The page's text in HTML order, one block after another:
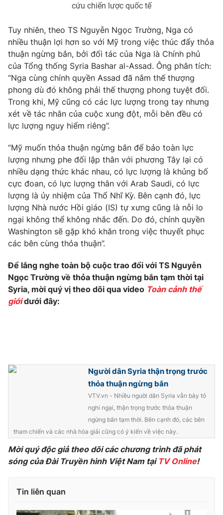
Vươn mình bằng AI
VTV9 VTV8
Liên hệ tòa soạn English
THỜI BÁO VTV
Theo dõi báo trên
Cơ quan chủ quản:Đài Truyền hình Việt Nam
Cơ quan báo chí:Thời báo VTV
Giấy phép hoạt động báo in và báo điện tử số 483/GP-BTTTT
cấp ngày 29/12/2023
Tổng Biên tập:Vũ Thanh Thủy
Nguyễn Trọng Ninh
Tổng đài VTV:024.38 355 931 - 024.38 355 932
Ðiện thoại Thời báo VTV:
024.66 897 897
® Cấm sao chép dưới mọi hình thức nếu không có sự chấp
cứu chiến lược quốc tế
Tuy nhiên, theo TS Nguyễn Ngọc Trường, Nga có
nhiều thuận lợi hơn so với Mỹ trong việc thúc đẩy thỏa
thuận ngừng bắn, bởi đối tác của Nga là Chính phủ
của Tổng thống Syria Bashar al-Assad. Ông phân tích:
“Nga cùng chính quyền Assad đã nắm thế thượng
phong dù đó không phải thế thượng phong tuyệt đối.
Trong khi, Mỹ cũng có các lực lượng trong tay nhưng
xét về tác nhân của cuộc xung đột, mỗi bên đều có
lực lượng nguy hiểm riêng”.
“Mỹ muốn thỏa thuận ngừng bắn để bảo toàn lực
lượng nhưng phe đối lập thân với phương Tây lại có
nhiều dạng thức khác nhau, có lực lượng là khủng bố
cực đoan, có lực lượng thân với Arab Saudi, có lực
lượng là ủy nhiệm của Thổ Nhĩ Kỳ. Bên cạnh đó, lực
lượng Nhà nước Hồi giáo (IS) tự xưng cũng là nỗi lo
ngại không thể không nhắc đến. Do đó, chính quyền
Washington sẽ gặp khó khăn trong việc thuyết phục
các bên cùng thỏa thuận”.
Để lắng nghe toàn bộ cuộc trao đổi với TS Nguyễn
Ngọc Trường về thỏa thuận ngừng bắn tạm thời tại
Syria, mời quý vị theo dõi qua video Toàn cảnh thế
giới dưới đây:
Người dân Syria thận trọng trước
thỏa thuận ngừng bắn
VTV.vn - Nhiều người dân Syria vẫn bày tỏ
nghi ngại, thận trọng trước thỏa thuận
ngừng bắn tạm thời. Bên cạnh đó, các bên
tham chiến và các nhà hòa giải cũng có ý kiến về việc này.
Mời quý độc giả theo dõi các chương trình đã phát
sóng của Đài Truyền hình Việt Nam tại TV Online!
Tin liên quan